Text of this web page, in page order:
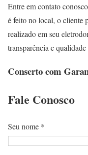
Entre em contato
é feito no local, o cliente
realizado em seu
transparência e
Conserto com
Fale Conosco
Seu nome *